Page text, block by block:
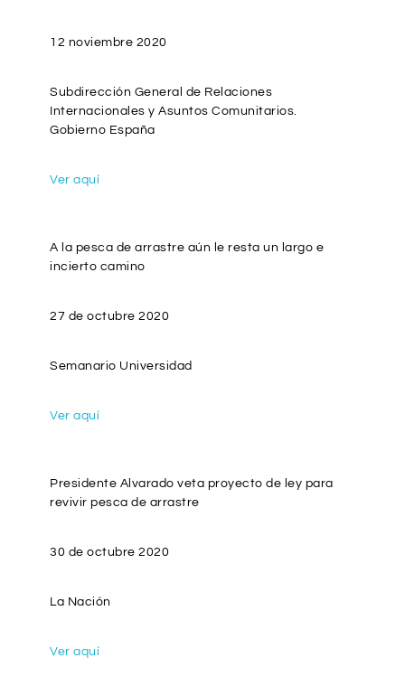
12 noviembre 2020
Subdirección General de Relaciones
Internacionales y Asuntos Comunitarios.
Gobierno España
Ver aquí
A la pesca de arrastre aún le resta un largo e
incierto camino
27 de octubre 2020
Semanario Universidad
Ver aquí
Presidente Alvarado veta proyecto de ley para
revivir pesca de arrastre
30 de octubre 2020
La Nación
Ver aquí